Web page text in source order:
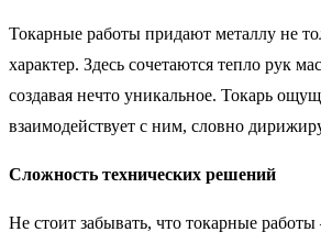
Токарные работы придают металлу не
характер. Здесь сочетаются тепло рук
создавая нечто уникальное. Токарь
взаимодействует с ним, словно
Сложность технических решений
Не стоит забывать, что токарные